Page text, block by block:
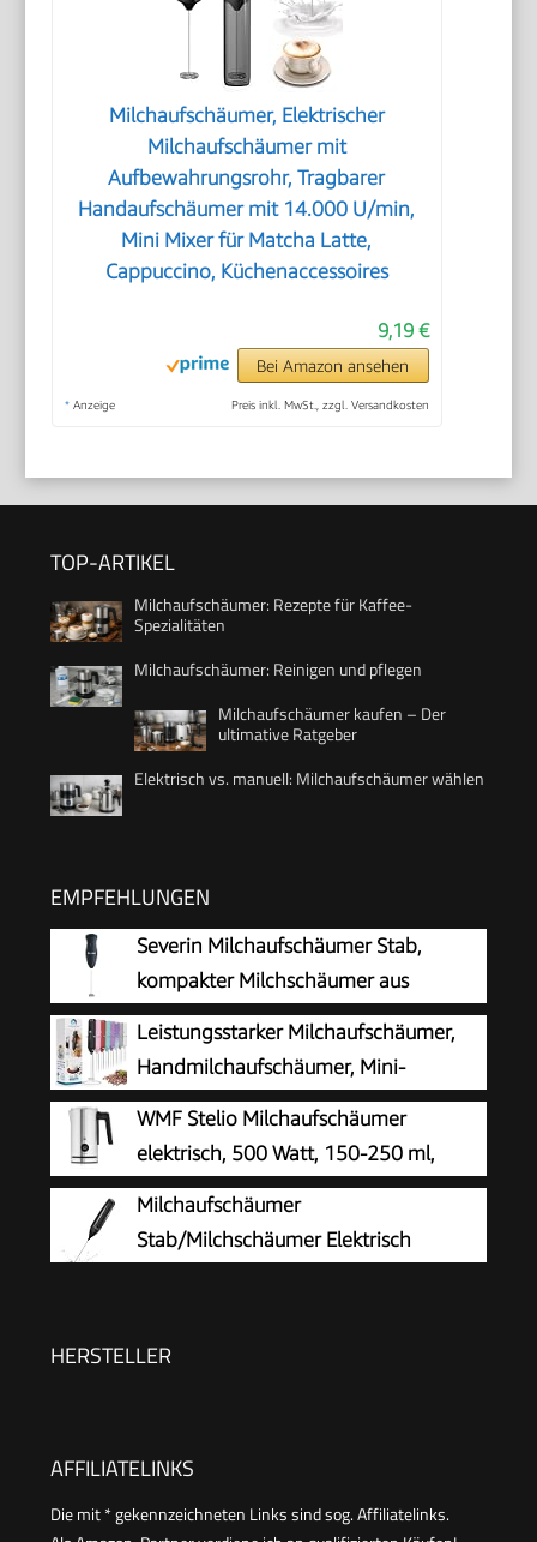
Milchaufschäumer, Elektrischer
Milchaufschäumer mit
Aufbewahrungsrohr, Tragbarer
Handaufschäumer mit 14.000 U/min,
Mini Mixer für Matcha Latte,
Cappuccino, Küchenaccessoires
9,19 €
Bei Amazon ansehen
* Anzeige Preis inkl. MwSt., zzgl. Versandkosten
TOP-ARTIKEL
Milchaufschäumer: Rezepte für Kaffee-
Spezialitäten
Milchaufschäumer: Reinigen und pflegen
Milchaufschäumer kaufen – Der
ultimative Ratgeber
Elektrisch vs. manuell: Milchaufschäumer wählen
EMPFEHLUNGEN
Severin Milchaufschäumer Stab,
kompakter Milchschäumer aus
Edelstahl, elektrischer
Milchaufschäumer mit Batteriebetrieb und
einfacher Handhabung, inkl. 2 Batterien,
schwarz, SM 3590
Leistungsstarker Milchaufschäumer,
Handmilchaufschäumer, Mini-
Schneebesen-Getränkemischer für
Kaffee, Cappuccino, Latte, Matcha, heiße
Schokolade, mit Ständer, Schwarz
WMF Stelio Milchaufschäumer
elektrisch, 500 Watt, 150-250 ml,
Antihaftbeschichtung, kabellos, für
Milchschaum heiss und kalt, heiße Schokolade,
cromargan matt/silber
Milchaufschäumer
Stab/Milchschäumer Elektrisch
für Latte, Matcha-Tee, Cappuccino, Schwarz
HERSTELLER
AFFILIATELINKS
Die mit * gekennzeichneten Links sind sog. Affiliatelinks.